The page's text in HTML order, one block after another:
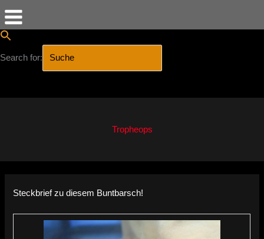
Search for:
Tropheops
Steckbrief zu diesem Buntbarsch!